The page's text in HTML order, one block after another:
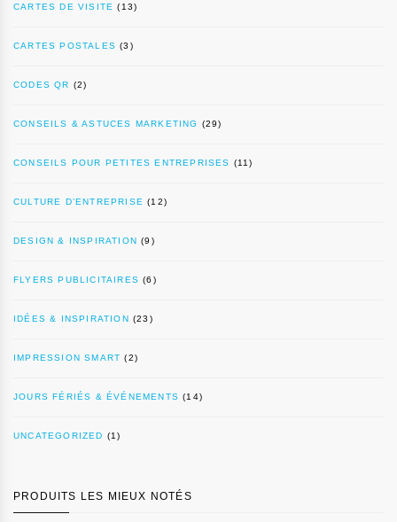
CARTES DE VISITE (13)
CARTES POSTALES (3)
CODES QR (2)
CONSEILS & ASTUCES MARKETING (29)
CONSEILS POUR PETITES ENTREPRISES (11)
CULTURE D’ENTREPRISE (12)
DESIGN & INSPIRATION (9)
FLYERS PUBLICITAIRES (6)
IDÉES & INSPIRATION (23)
IMPRESSION SMART (2)
JOURS FÉRIÉS & ÉVÉNEMENTS (14)
UNCATEGORIZED (1)
PRODUITS LES MIEUX NOTÉS